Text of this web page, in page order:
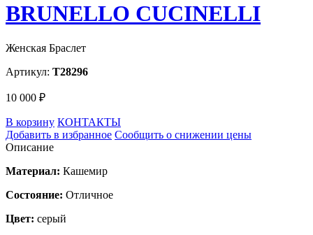
BRUNELLO CUCINELLI
Женская Браслет
Артикул: T28296
10 000 ₽
В корзину КОНТАКТЫ
Добавить в избранное Сообщить о снижении цены
Описание
Материал: Кашемир
Состояние: Отличное
Цвет: серый